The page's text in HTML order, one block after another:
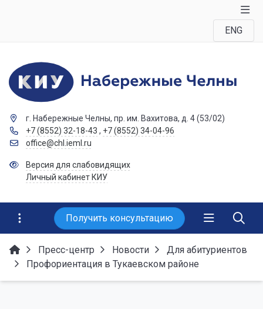
ENG
г. Набережные Челны, пр. им. Вахитова, д. 4 (53/02)
+7 (8552) 32-18-43 , +7 (8552) 34-04-96
office@chl.ieml.ru
Версия для слабовидящих
Личный кабинет КИУ
Получить консультацию
Пресс-центр Новости
Для абитуриентов
Профориентация в Тукаевском районе